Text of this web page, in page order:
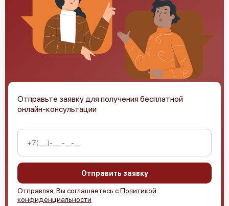
Отправьте заявку для получения бесплатной
онлайн-консультации
Отправить заявку
Отправляя, Вы соглашаетесь сПолитикой
конфиденциальности